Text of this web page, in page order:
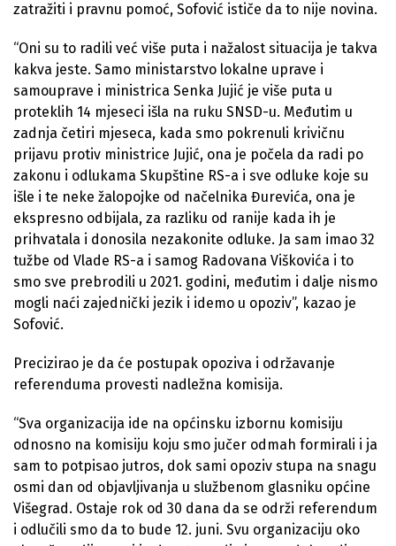
zatražiti i pravnu pomoć, Sofović ističe da to nije novina.
“Oni su to radili već više puta i nažalost situacija je takva
kakva jeste. Samo ministarstvo lokalne uprave i
samouprave i ministrica Senka Jujić je više puta u
proteklih 14 mjeseci išla na ruku SNSD-u. Međutim u
zadnja četiri mjeseca, kada smo pokrenuli krivičnu
prijavu protiv ministrice Jujić, ona je počela da radi po
zakonu i odlukama Skupštine RS-a i sve odluke koje su
išle i te neke žalopojke od načelnika Đurevića, ona je
ekspresno odbijala, za razliku od ranije kada ih je
prihvatala i donosila nezakonite odluke. Ja sam imao 32
tužbe od Vlade RS-a i samog Radovana Viškovića i to
smo sve prebrodili u 2021. godini, međutim i dalje nismo
mogli naći zajednički jezik i idemo u opoziv”, kazao je
Sofović.
Precizirao je da će postupak opoziva i održavanje
referenduma provesti nadležna komisija.
“Sva organizacija ide na općinsku izbornu komisiju
odnosno na komisiju koju smo jučer odmah formirali i ja
sam to potpisao jutros, dok sami opoziv stupa na snagu
osmi dan od objavljivanja u službenom glasniku općine
Višegrad. Ostaje rok od 30 dana da se održi referendum
i odlučili smo da to bude 12. juni. Svu organizaciju oko